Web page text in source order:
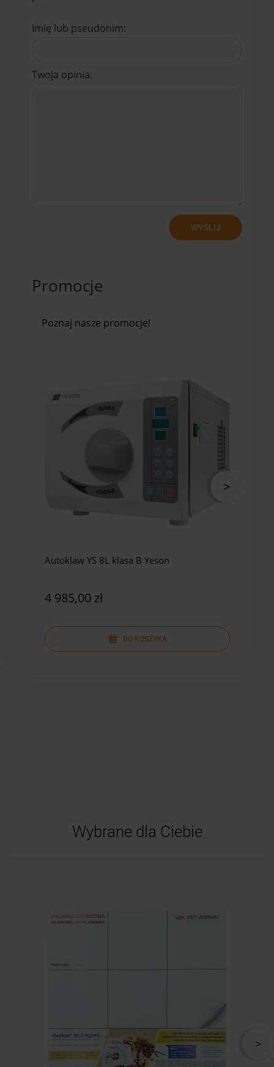
Imię lub pseudonim:
Twoja opinia:
WYŚLIJ
Promocje
Poznaj nasze promocje!
Autoklaw YS 8L klasa B Yeson
4 985,00 zł
DO KOSZYKA
Wybrane dla Ciebie